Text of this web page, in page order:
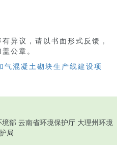
异议，请以书面形式反馈，
公章。
气混凝土砌块生产线建设项
部 云南省环境保护厅 大理州环境
局